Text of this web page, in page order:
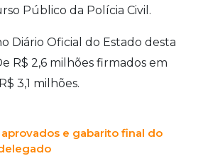
Público da Polícia Civil.
Diário Oficial do Estado desta
R$ 2,6 milhões firmados em
3,1 milhões.
e gabarito final do